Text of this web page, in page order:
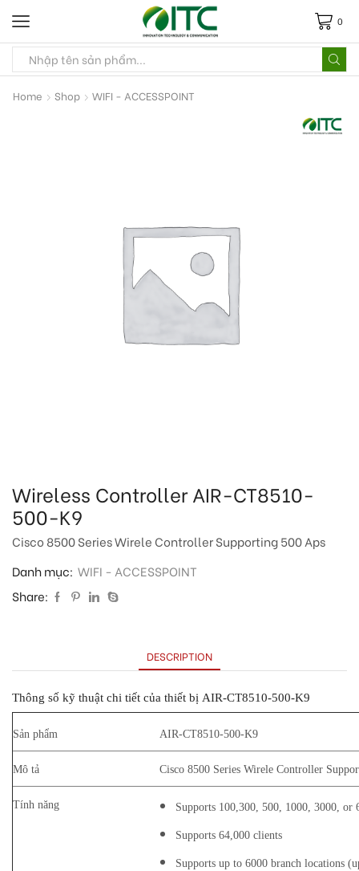
0
Home Shop WIFI - ACCESSPOINT
Wireless Controller AIR-CT8510-
500-K9
Cisco 8500 Series Wirele Controller Supporting 500 Aps
Danh mục: WIFI - ACCESSPOINT
Share:
DESCRIPTION
Thông số kỹ thuật chi tiết của thiết bị AIR-CT8510-500-K9
Sản phẩm AIR-CT8510-500-K9
Mô tả Cisco 8500 Series Wirele Controller
Tính năng Supports 100,300, 500, 1000, 3000, or
Supports 64,000 clients
Supports up to 6000 branch locations